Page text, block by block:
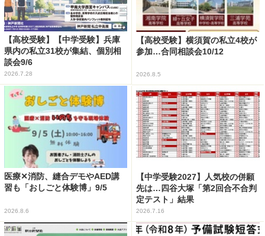
【高校受験】【中学受験】兵庫
県内の私立31校が集結、個別相
談会9/6
2026.7.28
【高校受験】横須賀の私立4校が
参加…合同相談会10/12
2026.8.5
医療✕消防、縫合デモやAED講
習も「おしごと体験博」9/5
2026.8.6
【中学受験2027】人気校の併願
先は…四谷大塚「第2回合不合判
定テスト」結果
2026.7.16